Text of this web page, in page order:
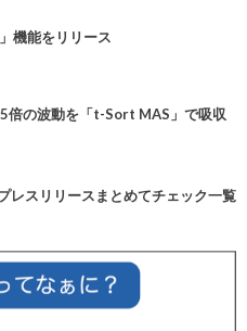
機能をリリース
倍の波動を「t-Sort MAS」で吸収
レスリリースまとめてチェック一覧